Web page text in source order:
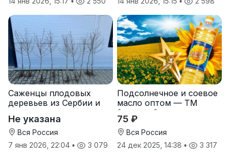
Саженцы плодовых
деревьев из Сербии и
Не указана
Вся Россия
7 янв 2026, 22:04 • 3 079
Подсолнечное и соевое
масло оптом — ТМ
Золотая Семечка
75 ₽
Вся Россия
24 дек 2025, 14:38 • 3 317